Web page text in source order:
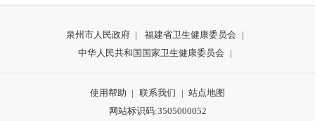
泉州市人民政府 | 福建省卫生健康委员会
|
中华人民共和国国家卫生健康委员会
|
使用帮助 | 联系我们 | 站点地图
网站标识码:3505000052